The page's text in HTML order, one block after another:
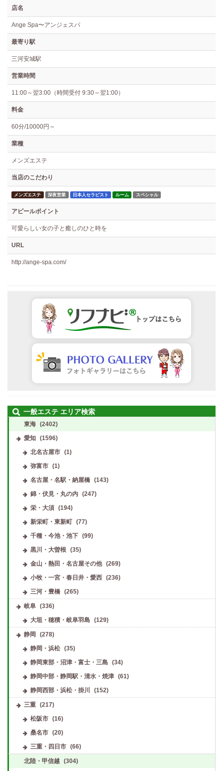
店名
Ange Spa〜アンジェスパ
最寄り駅
三河安城駅
営業時間
11:00～翌3:00（時間受付 9:30～翌1:00）
料金
60分/10000円～
業種
メンズエステ
当店のこだわり
メンズエステ 深夜営業 日本人セラピスト ルーム スペシャル
アピールポイント
可愛らしい女の子と癒しのひと時を
URL
http://ange-spa.com/
一般エステ エリア検索
東海 (2402)
愛知 (1596)
北名古屋市
(1)
弥富市
(1)
名古屋・名駅・納屋橋
(143)
錦・伏見・丸の内
(247)
栄・大須
(194)
新栄町・東新町
(77)
千種・今池・池下
(99)
黒川・大曽根
(35)
金山・熱田・名古屋その他
(269)
小牧・一宮・春日井・愛西
(236)
三河・豊橋
(265)
岐阜 (336)
大垣・穂積・岐阜羽島
(129)
静岡
(278)
静岡・浜松
(35)
静岡東部・沼津・富士・三島
(34)
静岡中部・静岡駅・清水・焼津
(61)
静岡西部・浜松・掛川
(152)
三重 (217)
松阪市
(16)
桑名市
(20)
三重・四日市
(66)
北陸・甲信越 (304)